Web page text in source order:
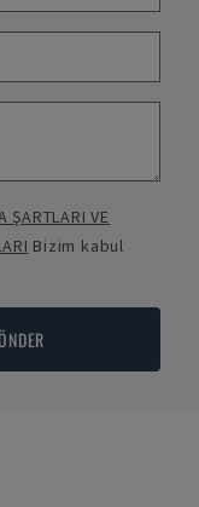
ŞARTLARI VE
Bizim kabul